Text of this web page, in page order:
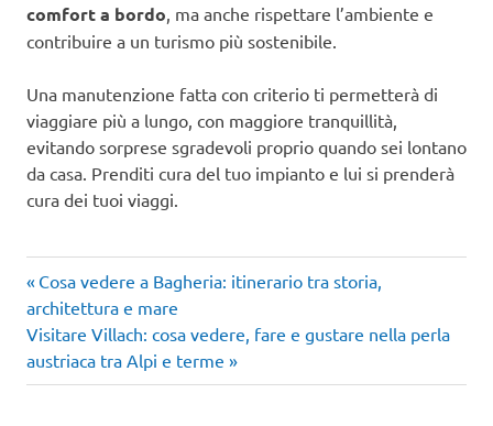
comfort a bordo , ma anche rispettare l’ambiente e
contribuire a un turismo più sostenibile.
Una manutenzione fatta con criterio ti permetterà di
viaggiare più a lungo, con maggiore tranquillità,
evitando sorprese sgradevoli proprio quando sei lontano
da casa. Prenditi cura del tuo impianto e lui si prenderà
cura dei tuoi viaggi.
Navigazione
articoli
Articolo
precedente:
Cosa vedere a Bagheria: itinerario tra storia,
architettura e mare
Articolo
successivo:
Visitare Villach: cosa vedere, fare e gustare nella perla
austriaca tra Alpi e terme